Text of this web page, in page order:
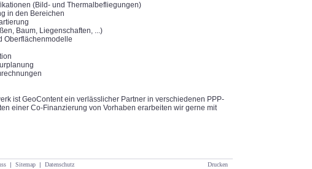
(Bild- und Thermalbefliegungen)
in den Bereichen
Baum, Liegenschaften, ...)
Oberflächenmodelle
ist GeoContent ein verlässlicher Partner in verschiedenen PPP-
einer Co-Finanzierung von Vorhaben erarbeiten wir gerne mit
| Sitemap | Datenschutz Drucken